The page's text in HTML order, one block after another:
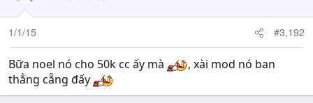
1/1/15 #3,192
Bữa noel nó cho 50k cc ấy mà
, xài mod nó ban
thẳng cẵng đấy